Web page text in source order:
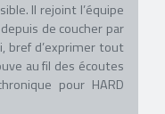
Il rejoint l’équipe
de coucher par
bref d’exprimer tout
au fil des écoutes
pour HARD